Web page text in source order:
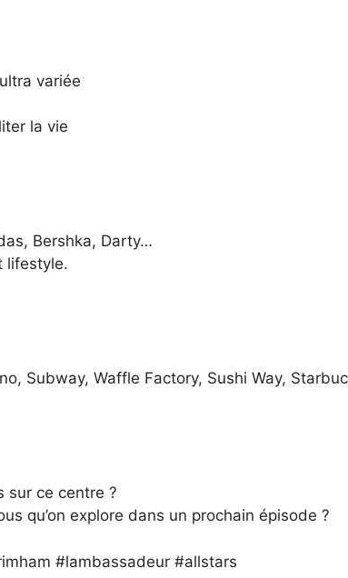
variée
la vie
Bershka, Darty…
lifestyle.
Subway, Waffle Factory, Sushi Way,
sur ce centre ?
qu’on explore dans un prochain épisode ?
#lambassadeur #allstars